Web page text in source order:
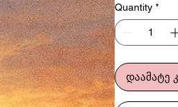
Quantity *
დაამატე